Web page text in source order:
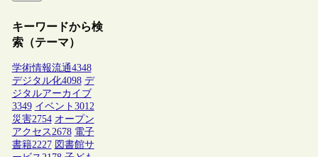
キーワードから検
索（テーマ）
学術情報流通4348
デジタル化4098 デ
ジタルアーカイブ
3349 イベント 3012
災害2754 オープン
アクセス2678 電子
書籍2227 図書館サ